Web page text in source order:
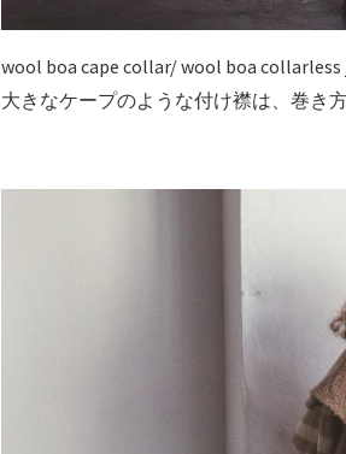
wool boa cape collar/ wool boa
大きなケープのような付け襟は、巻き